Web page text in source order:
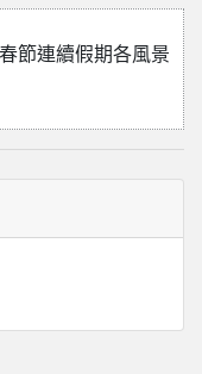
節連續假期各風景